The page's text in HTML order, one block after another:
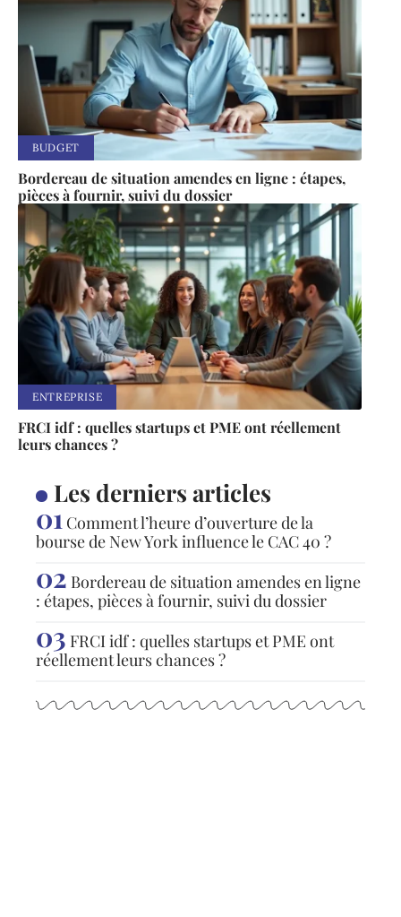
BUDGET
Bordereau de situation amendes en ligne : étapes,
pièces à fournir, suivi du dossier
ENTREPRISE
FRCI idf : quelles startups et PME ont réellement
leurs chances ?
Les derniers articles
Comment l’heure d’ouverture de la
bourse de New York influence le CAC 40 ?
Bordereau de situation amendes en ligne
: étapes, pièces à fournir, suivi du dossier
FRCI idf : quelles startups et PME ont
réellement leurs chances ?